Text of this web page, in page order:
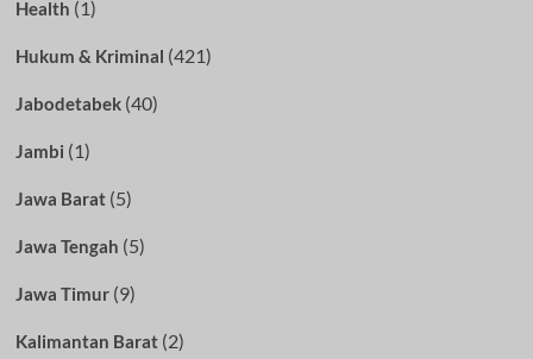
Health (1)
Hukum & Kriminal (421)
Jabodetabek(40)
Jambi (1)
Jawa Barat(5)
Jawa Tengah (5)
Jawa Timur(9)
Kalimantan Barat(2)